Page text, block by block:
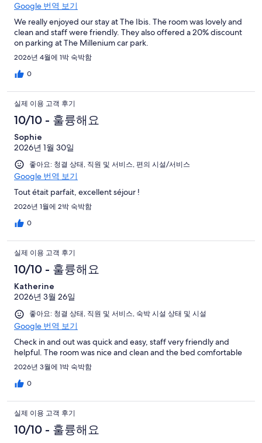
Google 번역 보기
We really enjoyed our stay at The Ibis. The room was lovely and
clean and staff were friendly. They also offered a 20% discount
on parking at The Millenium car park.
2026년 4월에 1박 숙박함
0
실제 이용 고객 후기
10/10 - 훌륭해요
Sophie
2026년 1월 30일
좋아요: 청결 상태, 직원 및 서비스, 편의 시설/서비스
Google 번역 보기
Tout était parfait, excellent séjour !
2026년 1월에 2박 숙박함
0
실제 이용 고객 후기
10/10 - 훌륭해요
Katherine
2026년 3월 26일
좋아요: 청결 상태, 직원 및 서비스, 숙박 시설 상태 및 시설
Google 번역 보기
Check in and out was quick and easy, staff very friendly and
helpful. The room was nice and clean and the bed comfortable
2026년 3월에 1박 숙박함
0
실제 이용 고객 후기
10/10 - 훌륭해요